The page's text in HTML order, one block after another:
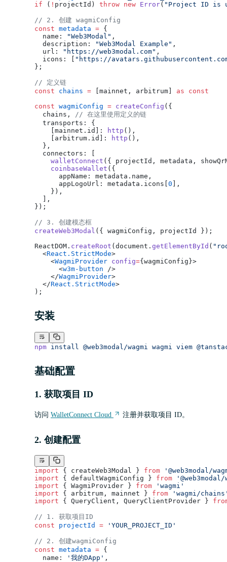
if ( ! projectId) throw new Error( "Project ID is
// 2. 创建 wagmiConfig
const metadata = {
  name:
"Web3Modal" ,
  description:
"Web3Modal Example" ,
  url:
"https://web3modal.com" ,
  icons: [
"https://
};
// 定义链
const chains = [mainnet, arbitrum] as const
const wagmiConfig = createConfig ({
  chains,
// 在这里使用定义的链
  transports: {
    [mainnet.id]:
http (),
    [arbitrum.id]:
http (),
  },
  connectors: [
    walletConnect
({ projectId, metadata,
    coinbaseWallet
({
      appName: metadata.name,
      appLogoUrl: metadata.icons[
0 ],
    }),
  ],
});
// 3. 创建模态框
createWeb3Modal ({ wagmiConfig, projectId });
ReactDOM. createRoot (document. getElementById (
  <
React.StrictMode>
    <
WagmiProvider config={wagmiConfig}>
      <
w3m-button />
    </
WagmiProvider>
  </
React.StrictMode>
);
安装
npm install @web3modal/wagmi wagmi viem
基础配置
1. 获取项目 ID
访问 WalletConnect Cloud 注册并获取项目 ID。
2. 创建配置
import { createWeb3Modal } from '@web3modal/
import { defaultWagmiConfig } from
import { WagmiProvider } from 'wagmi'
import { arbitrum, mainnet } from 'wagmi/
import { QueryClient, QueryClientProvider }
// 1. 获取项目ID
const projectId = 'YOUR_PROJECT_ID'
// 2. 创建wagmiConfig
const metadata = {
  name:
'我的DApp' ,